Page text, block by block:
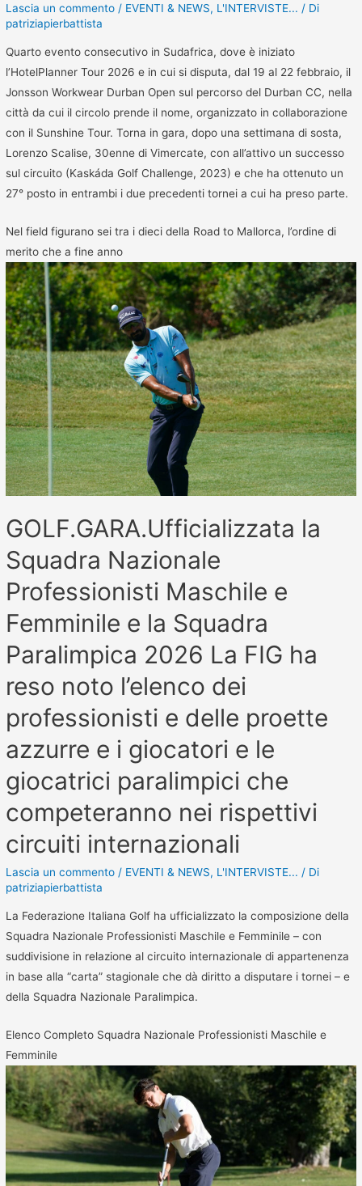
Lascia un commento / EVENTI & NEWS, L'INTERVISTE... / Di
patriziapierbattista
Quarto evento consecutivo in Sudafrica, dove è iniziato
l’HotelPlanner Tour 2026 e in cui si disputa, dal 19 al 22 febbraio, il
Jonsson Workwear Durban Open sul percorso del Durban CC, nella
città da cui il circolo prende il nome, organizzato in collaborazione
con il Sunshine Tour. Torna in gara, dopo una settimana di sosta,
Lorenzo Scalise, 30enne di Vimercate, con all’attivo un successo
sul circuito (Kaskáda Golf Challenge, 2023) e che ha ottenuto un
27° posto in entrambi i due precedenti tornei a cui ha preso parte.
Nel field figurano sei tra i dieci della Road to Mallorca, l’ordine di
merito che a fine anno
GOLF.GARA.Ufficializzata la
Squadra Nazionale
Professionisti Maschile e
Femminile e la Squadra
Paralimpica 2026 La FIG ha
reso noto l’elenco dei
professionisti e delle proette
azzurre e i giocatori e le
giocatrici paralimpici che
competeranno nei rispettivi
circuiti internazionali
Lascia un commento / EVENTI & NEWS, L'INTERVISTE... / Di
patriziapierbattista
La Federazione Italiana Golf ha ufficializzato la composizione della
Squadra Nazionale Professionisti Maschile e Femminile – con
suddivisione in relazione al circuito internazionale di appartenenza
in base alla “carta” stagionale che dà diritto a disputare i tornei – e
della Squadra Nazionale Paralimpica.
Elenco Completo Squadra Nazionale Professionisti Maschile e
Femminile